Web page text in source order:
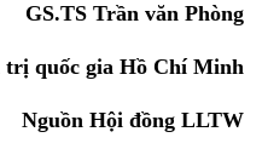
GS.TS Trần văn Phòng
trị quốc gia Hồ Chí Minh
Nguồn Hội đồng LLTW